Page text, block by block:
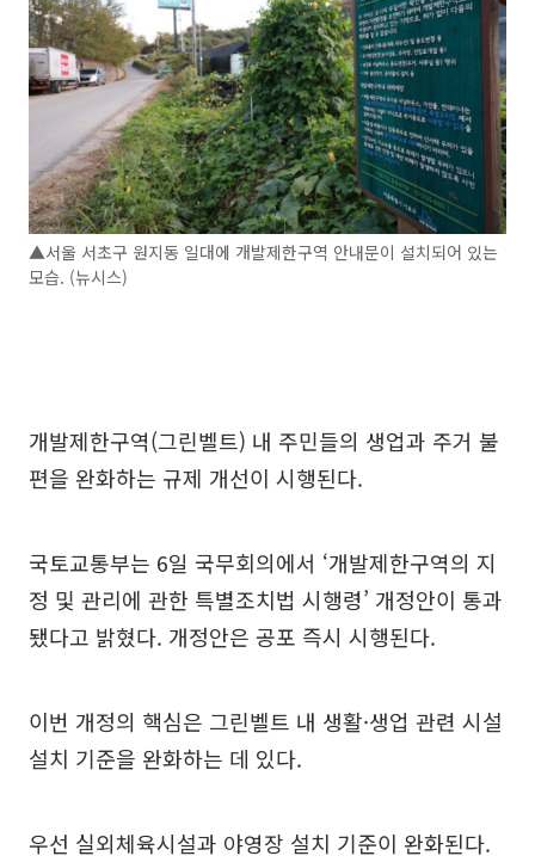
▲서울 서초구 원지동 일대에 개발제한구역 안내문이 설치되어 있는
모습. (뉴시스)
개발제한구역(그린벨트) 내 주민들의 생업과 주거 불
편을 완화하는 규제 개선이 시행된다.
국토교통부는 6일 국무회의에서 ‘개발제한구역의 지
정 및 관리에 관한 특별조치법 시행령’ 개정안이 통과
됐다고 밝혔다. 개정안은 공포 즉시 시행된다.
이번 개정의 핵심은 그린벨트 내 생활·생업 관련 시설
설치 기준을 완화하는 데 있다.
우선 실외체육시설과 야영장 설치 기준이 완화된다.